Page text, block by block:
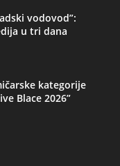
vodovod”:
u tri dana
kategorije
Blace 2026”